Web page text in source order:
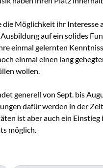
die Möglichkeit ihr Interesse
auf ein solides
einmal gelernten
einmal einen lang
wollen.
generell von Sept. bis
dafür werden in der
ist aber auch ein